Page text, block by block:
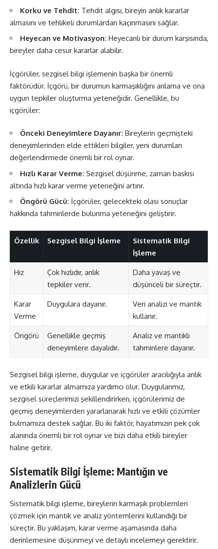
Korku ve Tehdit: Tehdit algısı, bireyin anlık kararlar
almasını ve tehlikeli durumlardan kaçınmasını sağlar.
Heyecan ve Motivasyon: Heyecanlı bir durum karşısında,
bireyler daha cesur kararlar alabilir.
İçgörüler, sezgisel bilgi işlemenin başka bir önemli
faktörüdür. İçgörü, bir durumun karmaşıklığını anlama ve ona
uygun tepkiler oluşturma yeteneğidir. Genellikle, bu
içgörüler:
Önceki Deneyimlere Dayanır: Bireylerin geçmişteki
deneyimlerinden elde ettikleri bilgiler, yeni durumları
değerlendirmede önemli bir rol oynar.
Hızlı Karar Verme: Sezgisel düşünme, zaman baskısı
altında hızlı karar verme yeteneğini artırır.
Öngörü Gücü: İçgörüler, gelecekteki olası sonuçlar
hakkında tahminlerde bulunma yeteneğini geliştirir.
Özellik Sezgisel Bilgi İşleme
Sistematik Bilgi
İşleme
Hız
Çok hızlıdır, anlık
tepkiler verir.
Daha yavaş ve
düşünceli bir süreçtir.
Karar
Verme
Duygulara dayanır.
Veri analizi ve mantık
kullanır.
Öngörü
Genellikle geçmiş
deneyimlere dayalıdır.
Analiz ve mantıklı
tahminlere dayanır.
Sezgisel bilgi işleme, duygular ve içgörüler aracılığıyla anlık
ve etkili kararlar almamıza yardımcı olur. Duygularımız,
sezgisel süreçlerimizi şekillendirirken, içgörülerimiz de
geçmiş deneyimlerden yararlanarak hızlı ve etkili çözümler
bulmamıza destek sağlar. Bu iki faktör, hayatımızın pek çok
alanında önemli bir rol oynar ve bizi daha etkili bireyler
haline getirir.
Sistematik Bilgi İşleme: Mantığın ve
Analizlerin Gücü
Sistematik bilgi işleme, bireylerin karmaşık problemleri
çözmek için mantık ve analiz yöntemlerini kullandığı bir
süreçtir. Bu yaklaşım, karar verme aşamasında daha
derinlemesine düşünmeyi ve detaylı incelemeyi gerektirir.